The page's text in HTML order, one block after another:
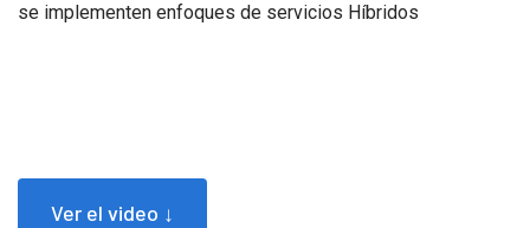
se implementen enfoques de servicios Híbridos
Ver el video ↓